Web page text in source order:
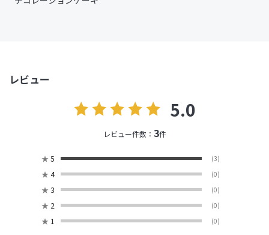
レビュー
5.0
レビュー件数： 3件
★ 5 (3)
★ 4 (0)
★ 3 (0)
★ 2 (0)
★ 1 (0)